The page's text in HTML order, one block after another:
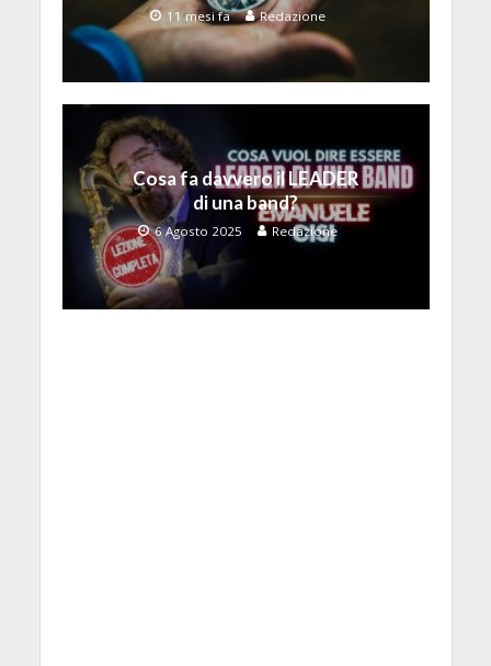
11 mesi fa Redazione
Cosa fa davvero il LEADER
di una band?
6 Agosto 2025 Redazione